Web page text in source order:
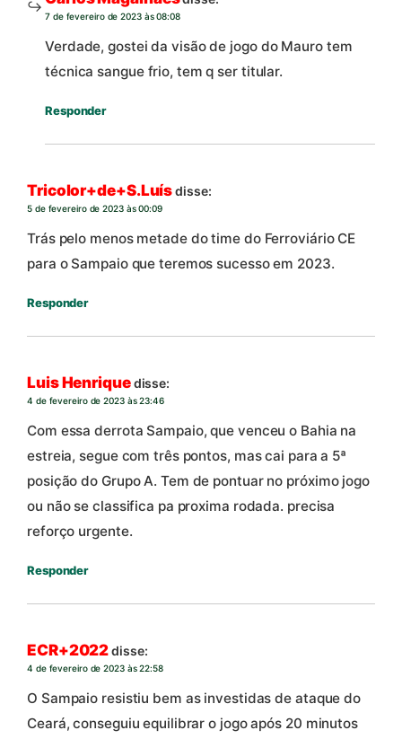
7 de fevereiro de 2023 às 08:08
Verdade, gostei da visão de jogo do Mauro tem
técnica sangue frio, tem q ser titular.
Responder
Tricolor+de+S.Luísdisse:
5 de fevereiro de 2023 às 00:09
Trás pelo menos metade do time do Ferroviário CE
para o Sampaio que teremos sucesso em 2023.
Responder
Luis Henriquedisse:
4 de fevereiro de 2023 às 23:46
Com essa derrota Sampaio, que venceu o Bahia na
estreia, segue com três pontos, mas cai para a 5ª
posição do Grupo A. Tem de pontuar no próximo jogo
ou não se classifica pa proxima rodada. precisa
reforço urgente.
Responder
ECR+2022disse:
4 de fevereiro de 2023 às 22:58
O Sampaio resistiu bem as investidas de ataque do
Ceará, conseguiu equilibrar o jogo após 20 minutos